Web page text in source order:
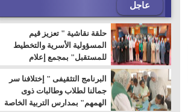
عاجل
حلقة نقاشية " تعزيز قيم
المسؤولية الأسرية والتخطيط
للمستقبل" بمجمع إعلام
السويس
البرنامج التثقيفى " إختلافنا سر
جمالنا لطلاب وطالبات ذوى
الهمهم" بمدارس التربية الخاصة